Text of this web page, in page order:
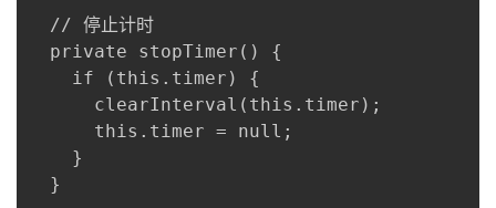
  // 停止计时
  private stopTimer() {
    if (this.timer) {
      clearInterval(this.timer);
      this.timer = null;
    }
  }